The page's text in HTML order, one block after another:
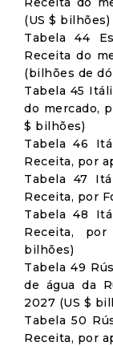
(US $ bilhões)
Tabela 44
Receita do
(bilhões de
Tabela 45
do mercado,
$ bilhões)
Tabela 46
Receita, por
Tabela 47
Receita, por
Tabela 48
Receita,
bilhões)
Tabela 49
de água da
2027 (US $
Tabela 50
Receita, por